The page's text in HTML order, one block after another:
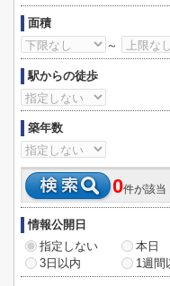
面積
～
駅からの徒歩
築年数
0件が該当
情報公開日
指定しない
本日
3日以内
1週間